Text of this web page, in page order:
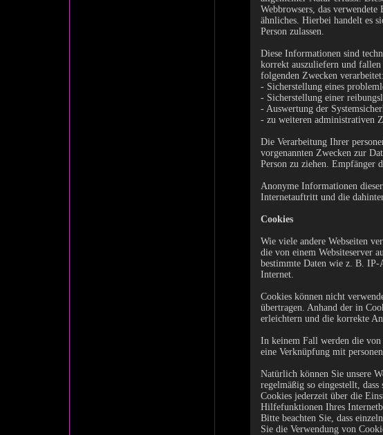
Webbrowsers, das
ähnliches. Hierbei handelt es
Person zulassen.
Diese Informationen sind
korrekt auszuliefern und fallen
folgenden Zwecken verarbeitet:
- Sicherstellung eines
- Sicherstellung einer
- Auswertung der
- zu weiteren administrativen
Die Verarbeitung Ihrer
vorgenannten Zwecken zur
Person zu ziehen. Empfänger
Anonyme Informationen
Internetauftritt und die
Cookies
Wie viele andere Webseiten
die von einem Websiteserver
bestimmte Daten wie z. B. IP-
Internet.
Cookies können nicht
übertragen. Anhand der in
erleichtern und die korrekte
In keinem Fall werden die
eine Verknüpfung mit
Natürlich können Sie unsere
regelmäßig so eingestellt,
Cookies jederzeit über die
Hilfefunktionen Ihres
Bitte beachten Sie, dass
Sie die Verwendung von